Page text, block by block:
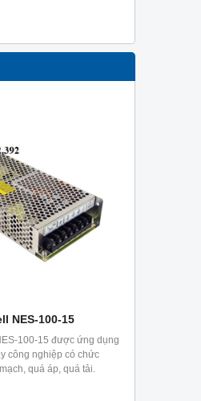
NES-100-15
100-15 được ứng dụng
công nghiệp có chức
quá áp, quá tải.